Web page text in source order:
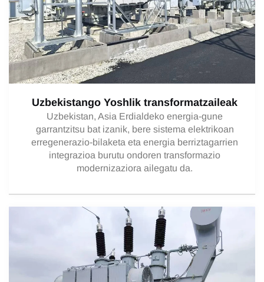
Uzbekistango Yoshlik transformatzaileak
Uzbekistan, Asia Erdialdeko energia-gune
garrantzitsu bat izanik, bere sistema elektrikoan
erregenerazio-bilaketa eta energia berriztagarrien
integrazioa burutu ondoren transformazio
modernizaziora ailegatu da.